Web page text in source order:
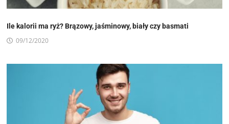
Ile kalorii ma ryż? Brązowy, jaśminowy, biały czy basmati
09/12/2020